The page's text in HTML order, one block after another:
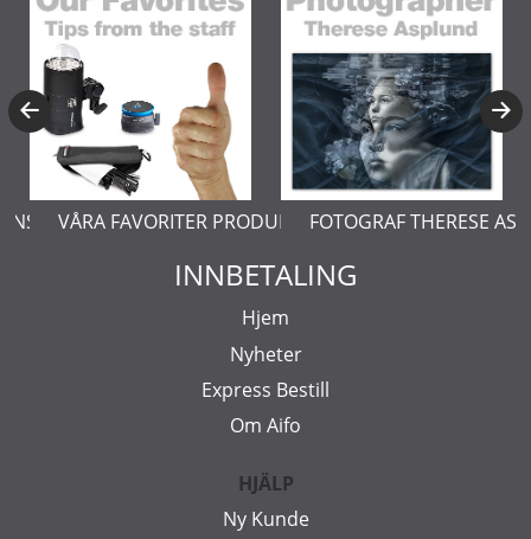
VÅRA FAVORITER PRODUKTERFOTOGRAF THERESE
INNBETALING
Hjem
Nyheter
Express Bestill
Om Aifo
HJÄLP
Ny Kunde